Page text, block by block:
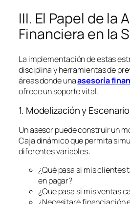
III. El Papel de la
Financiera en la
La implementación de estas
disciplina y herramientas de
áreas donde unaasesoría
ofrece un soporte vital.
1. Modelización y
Un asesor puede construir un
Caja dinámico que permita
diferentes variables:
¿Qué pasa si mis clientes
en pagar?
¿Qué pasa si mis ventas